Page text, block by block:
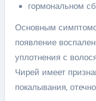
гормональном
Основным
появление
уплотнения с
Чирей имеет
покалывания,